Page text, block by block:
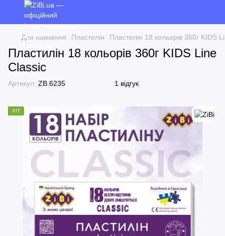
Для навчання Пластилін Пластилін 18 кольорів 360г KIDS
Пластилін 18 кольорів 360г KIDS Line
Classic
Артикул: ZB.6235 1 відгук
ХІТ